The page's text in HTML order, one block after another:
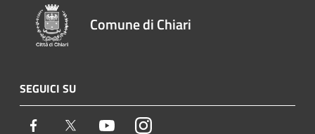
Comune di Chiari
SEGUICI SU
Facebook Twitter YoutubeInstagram